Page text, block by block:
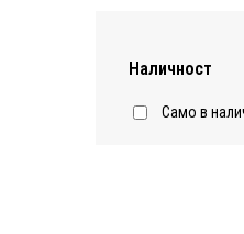
Наличност
Само в